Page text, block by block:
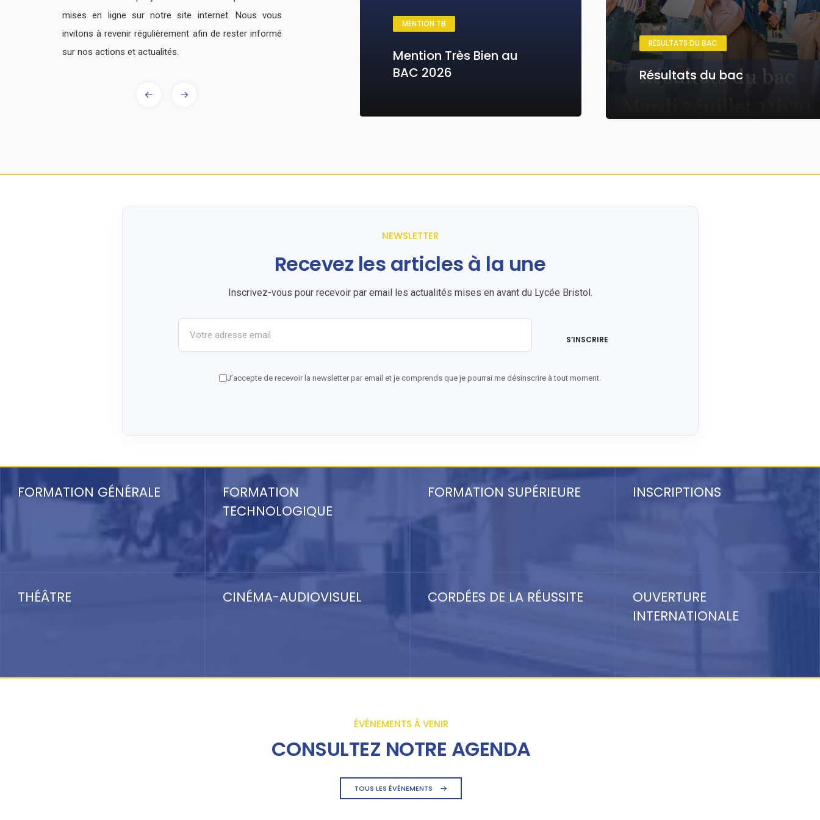
mises en ligne sur notre site internet. Nous vous
invitons à revenir régulièrement afin de rester informé
sur nos actions et actualités.
MENTION TB
Mention Très Bien au
BAC 2026
RÉSULTATS DU BAC
Résultats du bac
NEWSLETTER
Recevez les articles à la une
Inscrivez-vous pour recevoir par email les actualités mises en avant du Lycée Bristol.
S’INSCRIRE
J’accepte de recevoir la newsletter par email et je comprends que je pourrai me désinscrire à tout moment.
FORMATION GÉNÉRALE
FORMATION
TECHNOLOGIQUE
FORMATION SUPÉRIEURE INSCRIPTIONS
THÉÂTRE CINÉMA-AUDIOVISUEL CORDÉES DE LA RÉUSSITE
OUVERTURE
INTERNATIONALE
ÉVÉNEMENTS À VENIR
CONSULTEZ NOTRE AGENDA
TOUS LES ÉVÉNEMENTS